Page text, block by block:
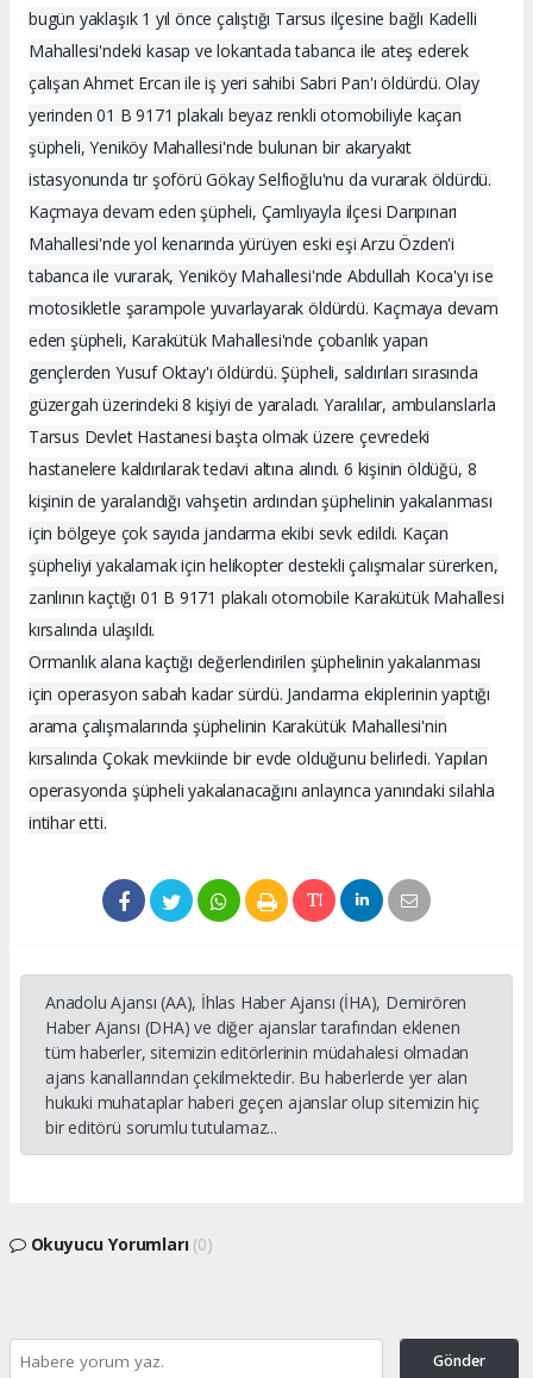
bugün yaklaşık 1 yıl önce çalıştığı Tarsus ilçesine bağlı Kadelli
Mahallesi'ndeki kasap ve lokantada tabanca ile ateş ederek
çalışan Ahmet Ercan ile iş yeri sahibi Sabri Pan'ı öldürdü. Olay
yerinden 01 B 9171 plakalı beyaz renkli otomobiliyle kaçan
şüpheli, Yeniköy Mahallesi'nde bulunan bir akaryakıt
istasyonunda tır şoförü Gökay Selfioğlu'nu da vurarak öldürdü.
Kaçmaya devam eden şüpheli, Çamlıyayla ilçesi Darıpınarı
Mahallesi'nde yol kenarında yürüyen eski eşi Arzu Özden'i
tabanca ile vurarak, Yeniköy Mahallesi'nde Abdullah Koca'yı ise
motosikletle şarampole yuvarlayarak öldürdü. Kaçmaya devam
eden şüpheli, Karakütük Mahallesi'nde çobanlık yapan
gençlerden Yusuf Oktay'ı öldürdü. Şüpheli, saldırıları sırasında
güzergah üzerindeki 8 kişiyi de yaraladı. Yaralılar, ambulanslarla
Tarsus Devlet Hastanesi başta olmak üzere çevredeki
hastanelere kaldırılarak tedavi altına alındı. 6 kişinin öldüğü, 8
kişinin de yaralandığı vahşetin ardından şüphelinin yakalanması
için bölgeye çok sayıda jandarma ekibi sevk edildi. Kaçan
şüpheliyi yakalamak için helikopter destekli çalışmalar sürerken,
zanlının kaçtığı 01 B 9171 plakalı otomobile Karakütük Mahallesi
kırsalında ulaşıldı.
Ormanlık alana kaçtığı değerlendirilen şüphelinin yakalanması
için operasyon sabah kadar sürdü. Jandarma ekiplerinin yaptığı
arama çalışmalarında şüphelinin Karakütük Mahallesi'nin
kırsalında Çokak mevkiinde bir evde olduğunu belirledi. Yapılan
operasyonda şüpheli yakalanacağını anlayınca yanındaki silahla
intihar etti.
Anadolu Ajansı (AA), İhlas Haber Ajansı (İHA), Demirören
Haber Ajansı (DHA) ve diğer ajanslar tarafından eklenen
tüm haberler, sitemizin editörlerinin müdahalesi olmadan
ajans kanallarından çekilmektedir. Bu haberlerde yer alan
hukuki muhataplar haberi geçen ajanslar olup sitemizin hiç
bir editörü sorumlu tutulamaz...
Okuyucu Yorumları (0)
Gönder